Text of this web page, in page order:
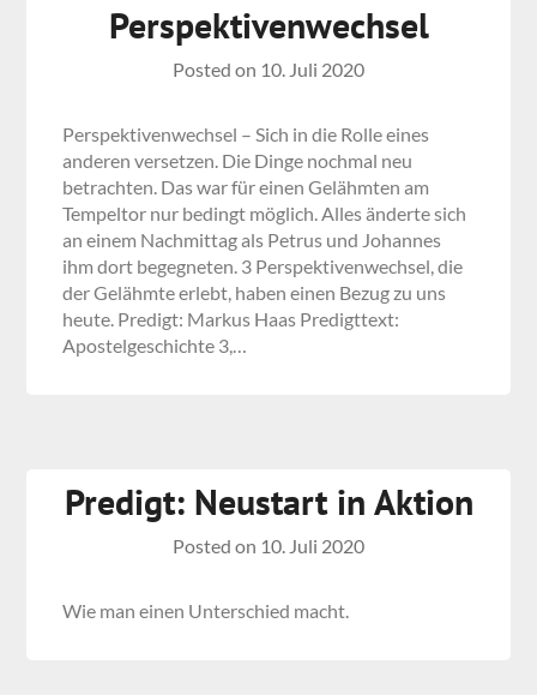
Perspektivenwechsel
Posted on 10. Juli 2020
Perspektivenwechsel – Sich in die Rolle eines
anderen versetzen. Die Dinge nochmal neu
betrachten. Das war für einen Gelähmten am
Tempeltor nur bedingt möglich. Alles änderte sich
an einem Nachmittag als Petrus und Johannes
ihm dort begegneten. 3 Perspektivenwechsel, die
der Gelähmte erlebt, haben einen Bezug zu uns
heute. Predigt: Markus Haas Predigttext:
Apostelgeschichte 3,…
Predigt: Neustart in Aktion
Posted on 10. Juli 2020
Wie man einen Unterschied macht.